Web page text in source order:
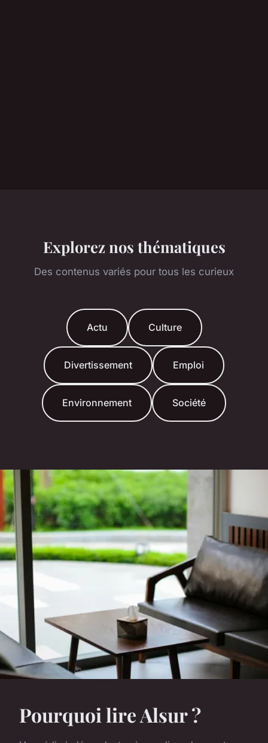
Explorez nos thématiques
Des contenus variés pour tous les curieux
Actu Culture
Divertissement Emploi
Environnement Société
Pourquoi lire Alsur ?